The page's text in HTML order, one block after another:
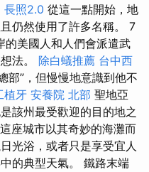
長照2.0 從這一點開始，地
仍然使用了許多名稱。 7
的美國人和人們會派遣武
法。 除白蟻推薦 台中西
部”，但慢慢地意識到他不
植牙 安養院 北部 聖地亞
該州最受歡迎的目的地之
這座城市以其奇妙的海灘而
光浴，或者只是享受宜人
的典型天氣。 鐵路末端